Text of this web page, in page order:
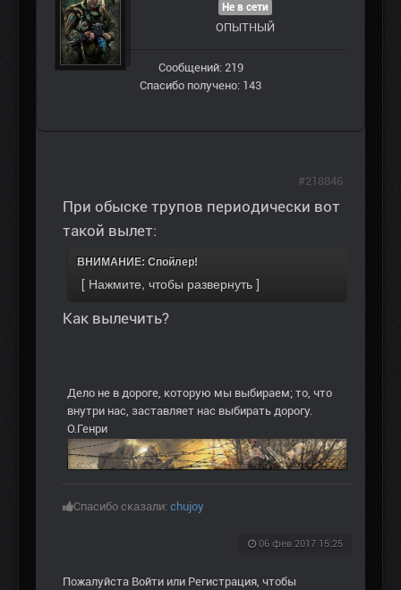
Не в сети
ОПЫТНЫЙ
Сообщений: 219
Спасибо получено: 143
При обыске трупов периодически вот
такой вылет:
ВНИМАНИЕ: Спойлер!
Как вылечить?
Дело не в дороге, которую мы выбираем; то, что
внутри нас, заставляет нас выбирать дорогу.
О.Генри
Спасибо сказали: chujoy
06 фев 2017 15:25
#218846
Пожалуйста Войти или Регистрация, чтобы